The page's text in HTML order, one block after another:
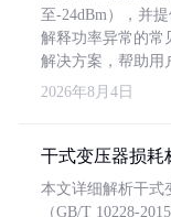
至-24dBm），并
解释功率异常的常
解决方案，帮助用
2026年8月4日
干式变压器损耗
本文详细解析干式
（GB/T 10228-